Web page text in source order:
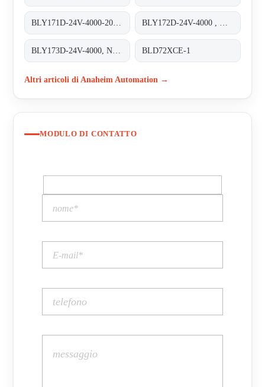
BLD72XCE-1
Altri articoli di Anaheim Automation →
MODULO DI CONTATTO